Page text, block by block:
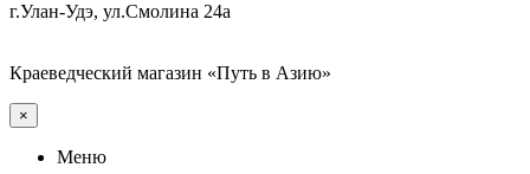
г.Улан-Удэ, ул.Смолина 24а
Краеведческий магазин «Путь в Азию»
×
Меню